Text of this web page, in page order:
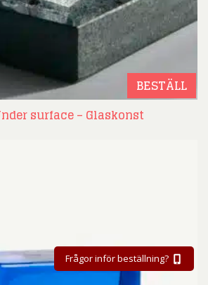
BESTÄLL
surface – Glaskonst
Frågor inför beställning?